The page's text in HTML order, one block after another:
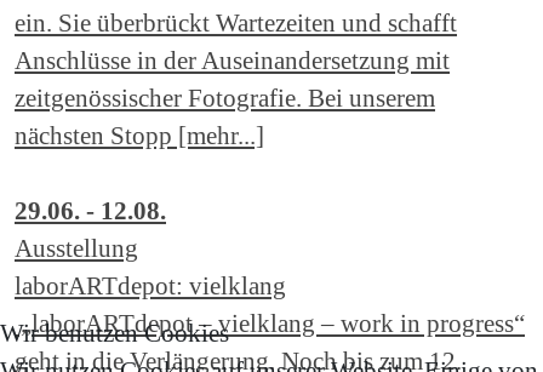
ein. Sie überbrückt Wartezeiten und schafft
Anschlüsse in der Auseinandersetzung mit
zeitgenössischer Fotografie. Bei unserem
nächsten Stopp [mehr...]
29.06. - 12.08.
Ausstellung
laborARTdepot: vielklang
„laborARTdepot – vielklang – work in progress“
geht in die Verlängerung. Noch bis zum 12.
Wir benutzen Cookies